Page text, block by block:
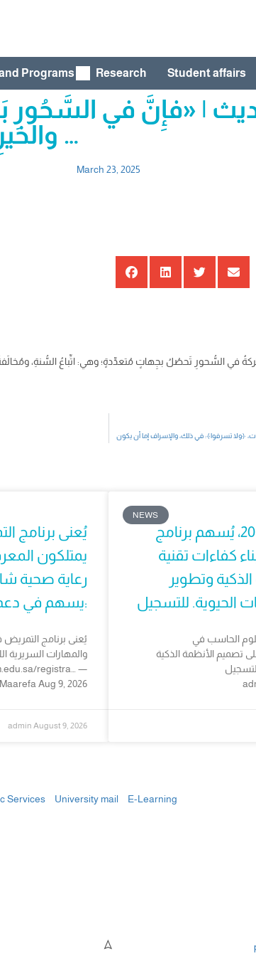
Programs Research Student affairs
| «فإِنَّ في السَّحُورِ
والخيرِ والبَركةُ، والبَركةُ في السُّحورِ …
March 23, 2025
يُعنى برنامج
يمتلكون
رعاية صحية
يسهم في دعم جودة الخدمات الصحية. للتسجيل:
يُعنى برنامج
والمهارات السريرية
Aug 9, 2026
admin August 9, 2026
NEWS
تماشيًا مع تطلعات #رؤية_السعودية_2030، يُسهم برنامج
كفاءات تقنية
وتطوير
يُسهم برنامج علوم الحاسب في
تصميم الأنظمة الذكية
Services University mail E-Learning